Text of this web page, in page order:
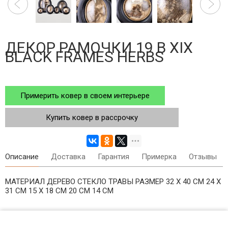
ДЕКОР РАМОЧКИ 19 В XIX
BLACK FRAMES HERBS
Примерить ковер в своем интерьере
Купить ковер в рассрочку
Описание Доставка Гарантия Примерка Отзывы
МАТЕРИАЛ ДЕРЕВО СТЕКЛО ТРАВЫ РАЗМЕР 32 X 40 СМ 24 X
31 СМ 15 X 18 СМ 20 СМ 14 СМ